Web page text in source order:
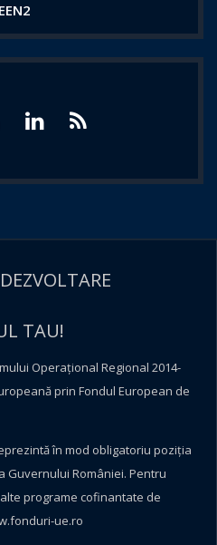
EEN2
TAU!
Operațional Regional 2014-
prin Fondul European de
în mod obligatoriu poziţia
Guvernului României. Pentru
programe cofinantate de
ue.ro